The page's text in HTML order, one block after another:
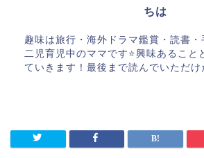
ちは
趣味は旅行・海外ドラマ鑑賞・読書・
二児育児中のママです⭐️興味あること
ていきます！最後まで読んでいただけ